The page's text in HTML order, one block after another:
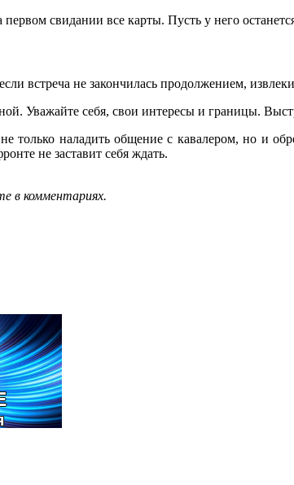
свидании все карты. Пусть у него
встреча не закончилась продолжением,
Уважайте себя, свои интересы и границы.
только наладить общение с кавалером, но и
не заставит себя ждать.
в комментариях.